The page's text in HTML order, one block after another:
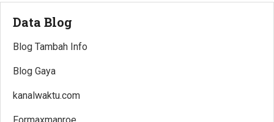
Data Blog
Blog Tambah Info
Blog Gaya
kanalwaktu.com
Formaxmanroe